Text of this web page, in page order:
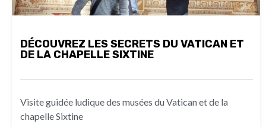
DÉCOUVREZ LES SECRETS DU VATICAN ET
DE LA CHAPELLE SIXTINE
Visite guidée ludique des musées du Vatican et de la
chapelle Sixtine